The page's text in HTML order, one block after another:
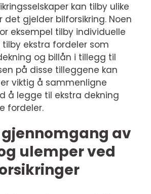
kan tilby ulike
gjelder bilforsikring. Noen
eksempel tilby individuelle
ekstra fordeler som
og billån i tillegg til
på disse tilleggene kan
viktig å sammenligne
å legge til ekstra dekning
fordeler.
av
ulemper ved